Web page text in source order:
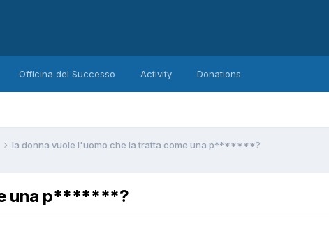
Officina del Successo Activity Donations
la donna vuole l'uomo che la tratta come una p*******?
una p*******?